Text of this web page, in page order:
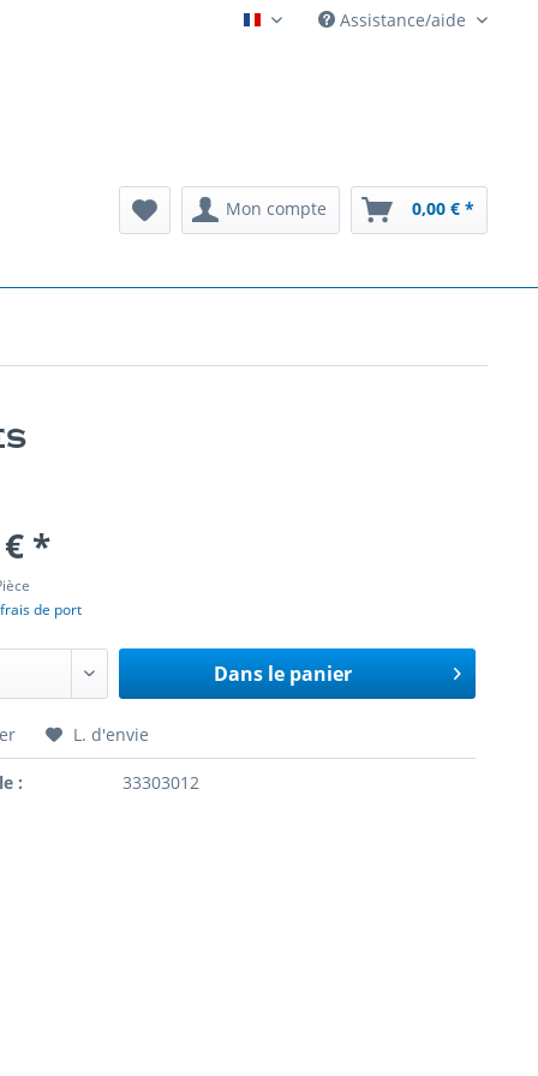
Automatenarchiv French
Assistance/aide
Mon compte 0,00 € *
*
de port
Dans le panier
L. d'envie
: 33303012